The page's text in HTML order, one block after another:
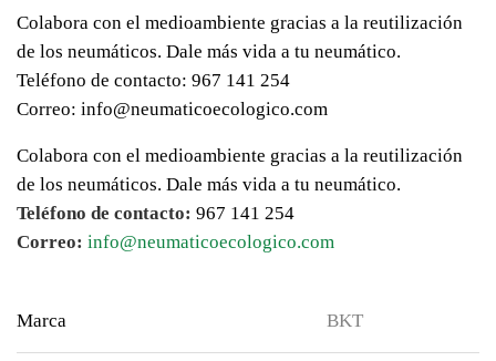
Colabora con el medioambiente gracias a la reutilización
de los neumáticos. Dale más vida a tu neumático.
Teléfono de contacto: 967 141 254
Correo: info@neumaticoecologico.com
Colabora con el medioambiente gracias a la reutilización
de los neumáticos. Dale más vida a tu neumático.
Teléfono de contacto: 967 141 254
Correo: info@neumaticoecologico.com
Marca BKT